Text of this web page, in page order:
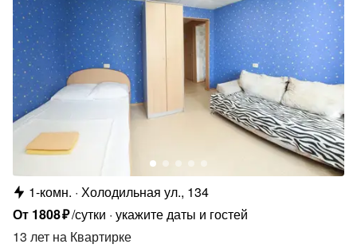
1-комн. Холодильная ул., 134
От 1808₽/сутки укажите даты и гостей
13 лет на Квартирке